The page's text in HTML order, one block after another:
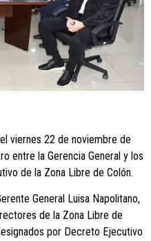
viernes 22 de noviembre de
entre la Gerencia General y los
de la Zona Libre de Colón.
General Luisa Napolitano,
de la Zona Libre de
por Decreto Ejecutivo